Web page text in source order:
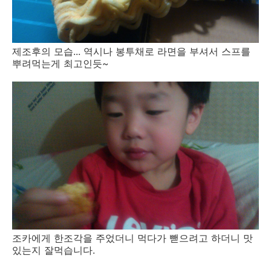
제조후의 모습... 역시나 봉투채로 라면을 부셔서 스프를
뿌려먹는게 최고인듯~
조카에게 한조각을 주었더니 먹다가 뺃으려고 하더니 맛
있는지 잘먹습니다.